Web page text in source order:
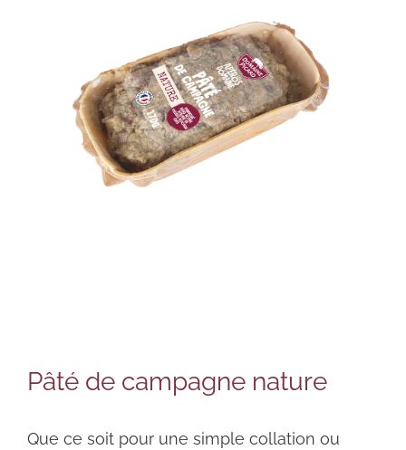
Pâté de campagne nature
Que ce soit pour une simple collation ou